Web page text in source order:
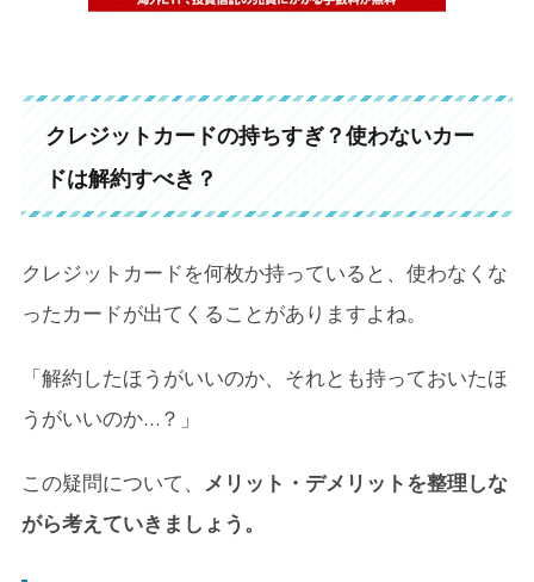
クレジットカードの持ちすぎ？使わないカー
ドは解約すべき？
クレジットカードを何枚か持っていると、使わなくな
ったカードが出てくることがありますよね。
「解約したほうがいいのか、それとも持っておいたほ
うがいいのか…？」
この疑問について、 メリット・デメリットを整理しな
がら考えていきましょう。